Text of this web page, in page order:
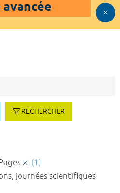
avancée
RECHERCHER
(1)
journées scientifiques